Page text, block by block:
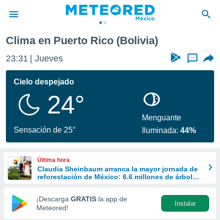
de
ha sido
calidad.
a este
las
y
forma
digital
basada
Clima en Puerto Rico (Bolivia)
23:31 Jueves ...
Cielo despejado
24°
Sensación de 25°
Menguante
Iluminada:44%
Última hora
Claudia Sheinbaum arranca la mayor jornada de
reforestación de México: 6.6 millones de árboles
¡Descarga GRATIS la app de
Meteored!
Instalar